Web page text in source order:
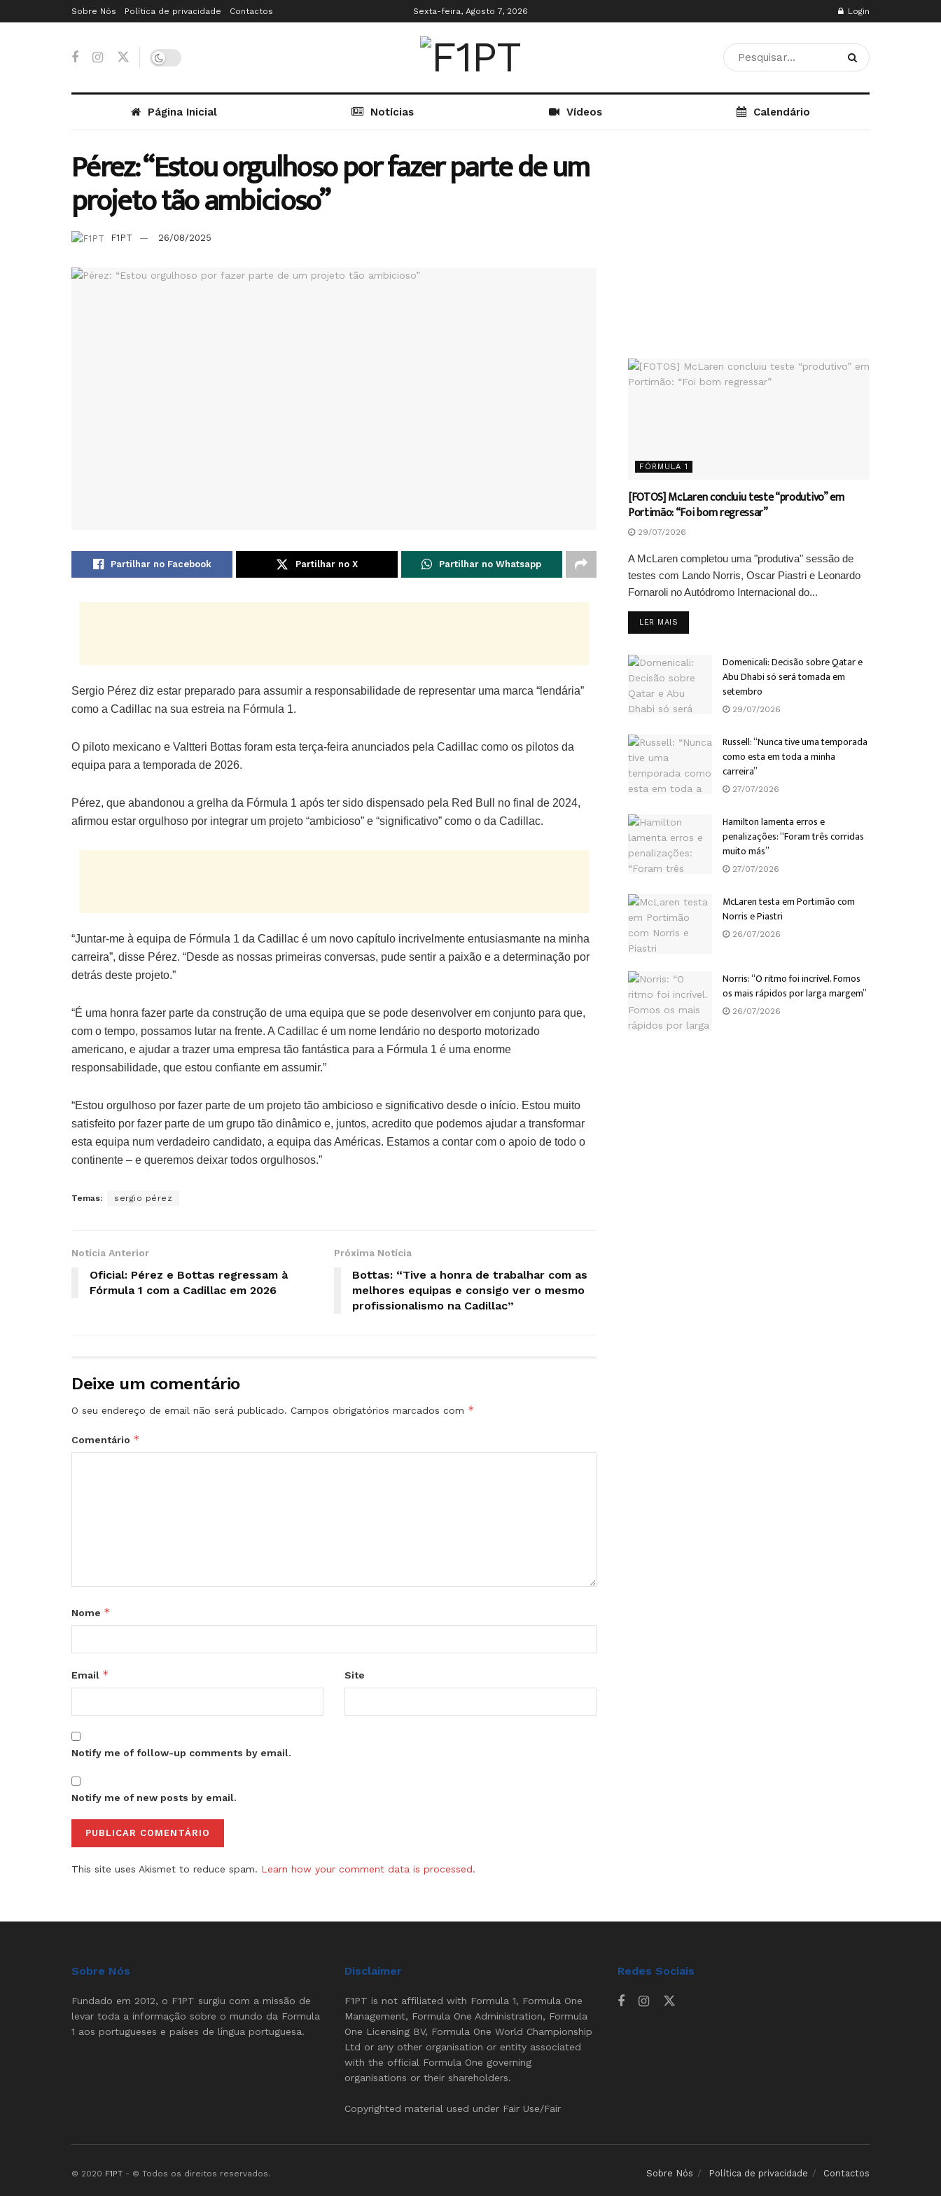
Sobre Nós Política de privacidade Contactos Sexta-feira, Agosto 7, 2026 Login
Página Inicial Notícias Vídeos Calendário
Pérez: “Estou orgulhoso por fazer parte de um
projeto tão ambicioso”
F1PT 26/08/2025
Partilhar no Facebook Partilhar no X Partilhar no Whatsapp
Sergio Pérez diz estar preparado para assumir a responsabilidade de representar uma marca “lendária”
como a Cadillac na sua estreia na Fórmula 1.
O piloto mexicano e Valtteri Bottas foram esta terça-feira anunciados pela Cadillac como os pilotos da
equipa para a temporada de 2026.
Pérez, que abandonou a grelha da Fórmula 1 após ter sido dispensado pela Red Bull no final de 2024,
afirmou estar orgulhoso por integrar um projeto “ambicioso” e “significativo” como o da Cadillac.
“Juntar-me à equipa de Fórmula 1 da Cadillac é um novo capítulo incrivelmente entusiasmante na minha
carreira”, disse Pérez. “Desde as nossas primeiras conversas, pude sentir a paixão e a determinação por
detrás deste projeto.”
“É uma honra fazer parte da construção de uma equipa que se pode desenvolver em conjunto para que,
com o tempo, possamos lutar na frente. A Cadillac é um nome lendário no desporto motorizado
americano, e ajudar a trazer uma empresa tão fantástica para a Fórmula 1 é uma enorme
responsabilidade, que estou confiante em assumir.”
“Estou orgulhoso por fazer parte de um projeto tão ambicioso e significativo desde o início. Estou muito
satisfeito por fazer parte de um grupo tão dinâmico e, juntos, acredito que podemos ajudar a transformar
esta equipa num verdadeiro candidato, a equipa das Américas. Estamos a contar com o apoio de todo o
continente – e queremos deixar todos orgulhosos.”
Temas: sergio pérez
Notícia Anterior
Oficial: Pérez e Bottas regressam à
Fórmula 1 com a Cadillac em 2026
Próxima Notícia
Bottas: “Tive a honra de trabalhar com as
melhores equipas e consigo ver o mesmo
profissionalismo na Cadillac”
Deixe um comentário
O seu endereço de email não será publicado. Campos obrigatórios marcados com *
Comentário *
Nome *
Email * Site
Notify me of follow-up comments by email.
Notify me of new posts by email.
This site uses Akismet to reduce spam. Learn how your comment data is processed.
FÓRMULA 1
[FOTOS] McLaren concluiu teste “produtivo” em
Portimão: “Foi bom regressar”
29/07/2026
A McLaren completou uma "produtiva" sessão de
testes com Lando Norris, Oscar Piastri e Leonardo
Fornaroli no Autódromo Internacional do...
LER MAIS
Domenicali: Decisão sobre Qatar e
Abu Dhabi só será tomada em
setembro
29/07/2026
Russell: “Nunca tive uma temporada
como esta em toda a minha
carreira”
27/07/2026
Hamilton lamenta erros e
penalizações: “Foram três corridas
muito más”
27/07/2026
McLaren testa em Portimão com
Norris e Piastri
26/07/2026
Norris: “O ritmo foi incrível. Fomos
os mais rápidos por larga margem”
26/07/2026
Sobre Nós
Fundado em 2012, o F1PT surgiu com a missão de
levar toda a informação sobre o mundo da Formula
1 aos portugueses e países de língua portuguesa.
Disclaimer
F1PT is not affiliated with Formula 1, Formula One
Management, Formula One Administration, Formula
One Licensing BV, Formula One World Championship
Ltd or any other organisation or entity associated
with the official Formula One governing
organisations or their shareholders.
Copyrighted material used under Fair Use/Fair
Redes Sociais
Sobre Nós Política de privacidade Contactos
© 2020 F1PT - © Todos os direitos reservados.